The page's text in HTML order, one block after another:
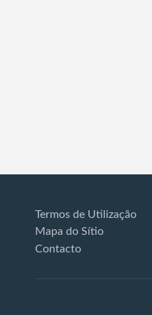
Termos de Utilização
Mapa do Sítio
Contacto